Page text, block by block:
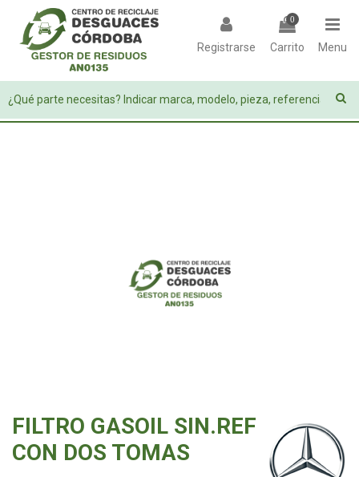
Registrarse
0
Carrito Menu
FILTRO GASOIL SIN.REF
CON DOS TOMAS